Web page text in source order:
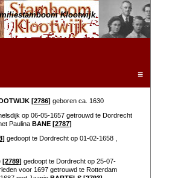
Klootwijk
☰
[2786] geboren ca. 1630
op 06-05-1657 getrouwd te Dordrecht
Paulina BANE [2787]
gedoopt te Dordrecht op 01-02-1658 ,
[2789] gedoopt te Dordrecht op 25-07-
voor 1697 getrouwd te Rotterdam